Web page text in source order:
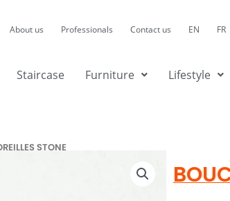
About us Professionals Contact us EN FR
Staircase Furniture Lifestyle
STONE